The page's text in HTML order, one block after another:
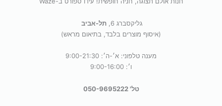
גליקסברג 6,
תל-אביב
(איסוף מוצרים בלבד, בתיאום מראש)
מענה טלפוני: א׳-ה׳: 9:00-21:30
ו׳: 9:00-16:00
טל' 050-9695222